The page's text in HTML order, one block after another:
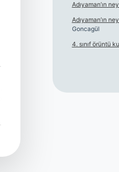
Adıyaman’ın
Adıyaman’ın
Goncagül
4. sınıf örüntü